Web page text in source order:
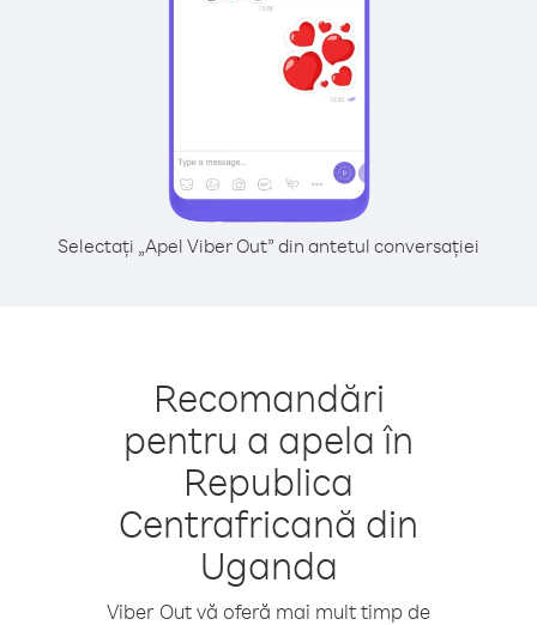
Selectați „Apel Viber Out” din antetul conversației
Recomandări
pentru a apela în
Republica
Centrafricană din
Uganda
Viber Out vă oferă mai mult timp de